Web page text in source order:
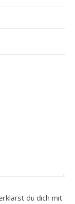
du dich mit